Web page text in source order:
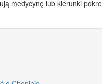
medycynę lub kierunki